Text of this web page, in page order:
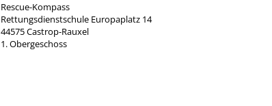
Rescue-Kompass
Rettungsdienstschule Europaplatz 14
44575 Castrop-Rauxel
1. Obergeschoss